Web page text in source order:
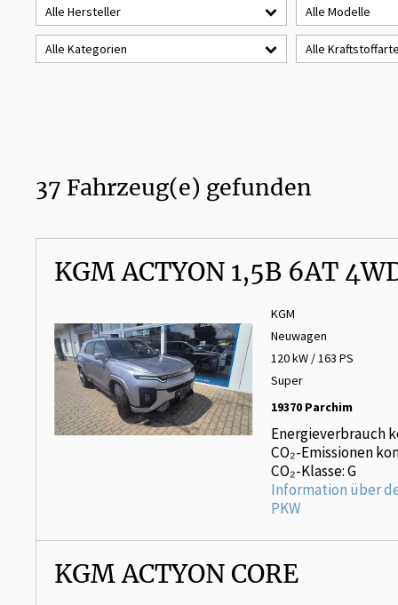
Alle Hersteller Alle Modelle
Alle Kategorien Alle
37 Fahrzeug(e) gefunden
KGM ACTYON 1,5B 6AT
KGM
Neuwagen
120 kW / 163 PS
Super
19370 Parchim
Energieverbrauch
CO₂-Emissionen
CO₂-Klasse: G
Information über
PKW
KGM ACTYON CORE